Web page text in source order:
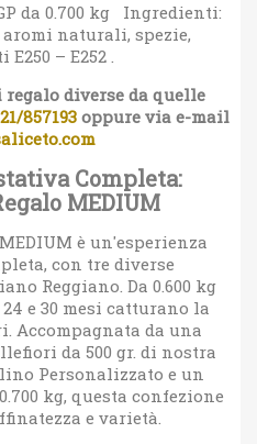
da 0.700 kg Ingredienti:
naturali, spezie,
– E252 .
diverse da quelle
857193oppure via e-mail
Completa:
MEDIUM
è un'esperienza
con tre diverse
Reggiano. Da 0.600 kg
e 30 mesi catturano la
Accompagnata da una
da 500 gr. di nostra
Personalizzato e un
kg, questa confezione
e varietà.